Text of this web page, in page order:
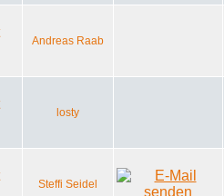
Andreas Raab
losty
Steffi Seidel